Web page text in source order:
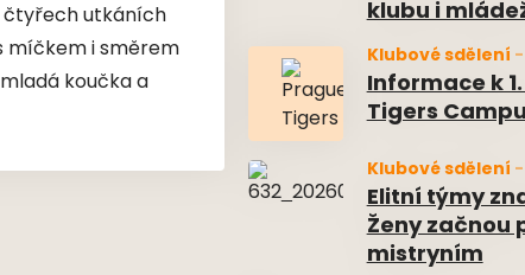
klubu i
Klubové sdělení -
Informace k
Tigers
Klubové sdělení -
Elitní týmy
Ženy
mistryním
čtyřech utkáních
míčkem i směrem
koučka a